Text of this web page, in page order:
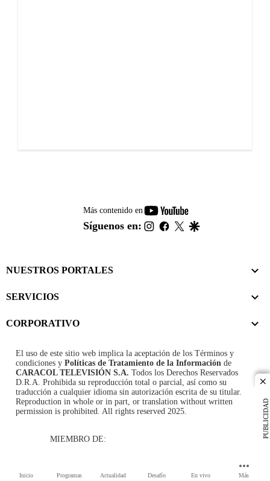
Inicio Programas Actualidad Desafío En vivo Más
PUBLICIDAD
Más contenido en
youtube-
footer
Síguenos en: instagram
facebook
twitter
NUESTROS PORTALES
SERVICIOS
CORPORATIVO
El uso de este sitio web implica la aceptación de los Términos y
condiciones y Políticas de Tratamiento de la Información de
CARACOL TELEVISIÓN S.A. Todos los Derechos Reservados
D.R.A. Prohibida su reproducción total o parcial, así como su
traducción a cualquier idioma sin autorización escrita de su titular.
Reproduction in whole or in part, or translation without written
permission is prohibited. All rights reserved 2025.
MIEMBRO DE: